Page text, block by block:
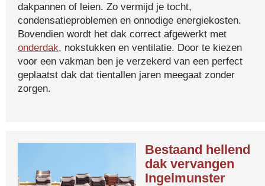
dakpannen of leien. Zo vermijd je tocht,
condensatieproblemen en onnodige energiekosten.
Bovendien wordt het dak correct afgewerkt met
onderdak, nokstukken en ventilatie. Door te kiezen
voor een vakman ben je verzekerd van een perfect
geplaatst dak dat tientallen jaren meegaat zonder
zorgen.
Bestaand hellend
dak vervangen
Ingelmunster